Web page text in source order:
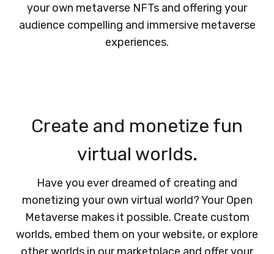
your own metaverse NFTs and offering your
audience compelling and immersive metaverse
experiences.
Create and monetize fun
virtual worlds.
Have you ever dreamed of creating and
monetizing your own virtual world? Your Open
Metaverse makes it possible. Create custom
worlds, embed them on your website, or explore